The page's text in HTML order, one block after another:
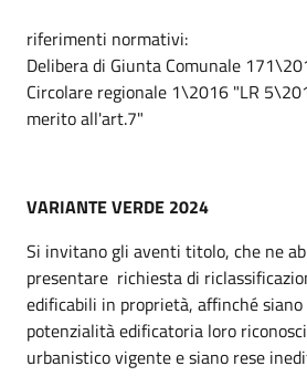
riferimenti normativi:
Delibera di Giunta Comunale
Circolare regionale 1\2016 "LR
merito all'art.7"
VARIANTE VERDE 2024
Si invitano gli aventi titolo, che ne
presentare richiesta di
edificabili in proprietà, affinché
potenzialità edificatoria loro
urbanistico vigente e siano rese